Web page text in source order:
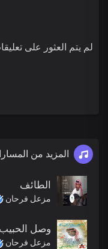
لم يتم العثور على
المزيد من
الطائف
مزعل فرحان
وصل الحبيب
مزعل فرحان